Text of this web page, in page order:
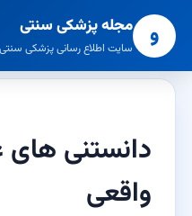
و مجله پزشکی سنتی
سایت اطلاع رسانی پزشکی سنتی
دانستنی
واقعی